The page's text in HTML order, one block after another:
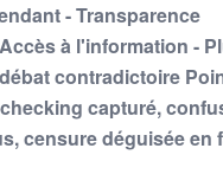
- Transparence
à l'information -
contradictoire
capturé,
censure déguisée en